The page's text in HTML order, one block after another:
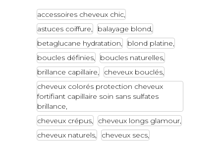
accessoires cheveux chic
astuces coiffure
balayage blond
betaglucane hydratation
blond platine
boucles définies
boucles naturelles
brillance capillaire
cheveux bouclés
cheveux colorés protection cheveux
fortifiant capillaire soin sans sulfates
brillance
cheveux crépus
cheveux longs glamour
cheveux naturels
cheveux secs